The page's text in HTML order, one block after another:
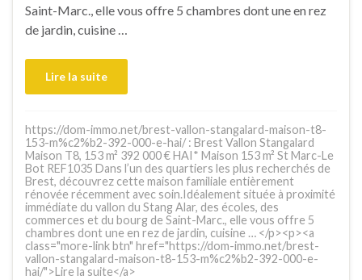
Saint-Marc., elle vous offre 5 chambres dont une en rez
de jardin, cuisine …
Lire la suite
https://dom-immo.net/brest-vallon-stangalard-maison-t8-
153-m%c2%b2-392-000-e-hai/ : Brest Vallon Stangalard
Maison T8, 153 m² 392 000 € HAI* Maison 153 m² St Marc-Le
Bot REF1035 Dans l’un des quartiers les plus recherchés de
Brest, découvrez cette maison familiale entièrement
rénovée récemment avec soin.Idéalement située à proximité
immédiate du vallon du Stang Alar, des écoles, des
commerces et du bourg de Saint-Marc., elle vous offre 5
chambres dont une en rez de jardin, cuisine … </p><p><a
class="more-link btn" href="https://dom-immo.net/brest-
vallon-stangalard-maison-t8-153-m%c2%b2-392-000-e-
hai/">Lire la suite</a>